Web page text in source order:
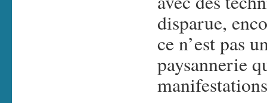
disparue,
ce n’est pas
paysannerie